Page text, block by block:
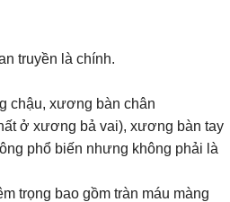
truyền là chính.
chậu, xương bàn chân
ở xương bả vai), xương bàn tay
phổ biến nhưng không phải là
trọng bao gồm tràn máu màng